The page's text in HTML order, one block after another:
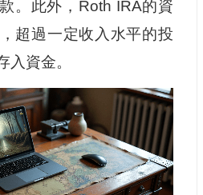
。此外，Roth IRA的資
超過一定收入水平的投
入資金。